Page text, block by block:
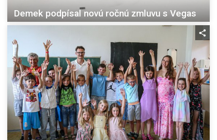
Demek podpísal novú ročnú zmluvu s Vegas